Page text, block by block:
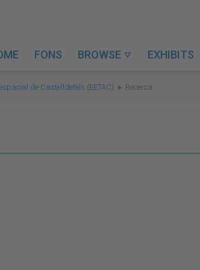
FONS BROWSE  EXHIBITS
de Castelldefels (EETAC) Recerca